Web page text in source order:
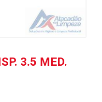
3.5 MED.